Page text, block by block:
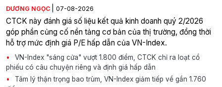
DƯƠNG NGỌC 07-08-2026
CTCK này đánh giá số liệu kết quả kinh doanh quý 2/2026
góp phần củng cố nền tảng cơ bản của thị trường, đồng thời
hỗ trợ mức định giá P/E hấp dẫn của VN-Index.
VN-Index "sáng cửa" vượt 1.800 điểm, CTCK chỉ ra loạt cổ
phiếu có câu chuyện riêng và định giá hấp dẫn
Tâm lý thận trọng bao trùm, VN-Index giảm tiếp về gần 1.760